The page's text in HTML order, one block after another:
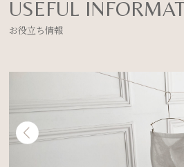
USEFUL
お役立ち情報